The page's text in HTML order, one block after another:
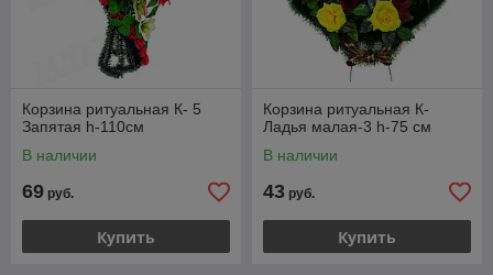
Корзина ритуальная К- 5
Запятая h-110см
В наличии
69 руб.
Купить
Корзина ритуальная К-
Ладья малая-3 h-75 см
В наличии
43 руб.
Купить